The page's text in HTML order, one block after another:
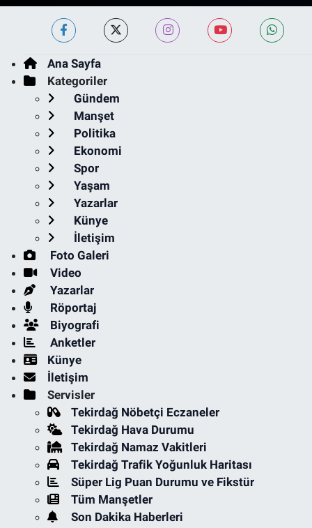
Ana Sayfa
Kategoriler
Gündem
Manşet
Politika
Ekonomi
Spor
Yaşam
Yazarlar
Künye
İletişim
Foto Galeri
Video
Yazarlar
Röportaj
Biyografi
Anketler
Künye
İletişim
Servisler
Tekirdağ Nöbetçi Eczaneler
Tekirdağ Hava Durumu
Tekirdağ Namaz Vakitleri
Tekirdağ Trafik Yoğunluk Haritası
Süper Lig Puan Durumu ve Fikstür
Tüm Manşetler
Son Dakika Haberleri